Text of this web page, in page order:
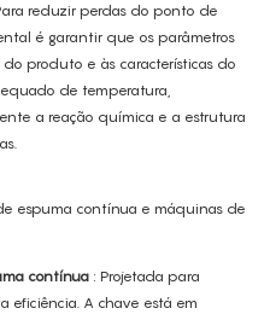
reduzir perdas do ponto de
é garantir que os parâmetros
produto e às características do
de temperatura,
a reação química e a estrutura
espuma contínua e máquinas de
contínua : Projetada para
eficiência. A chave está em